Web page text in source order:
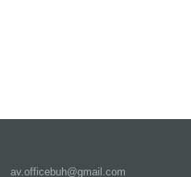
av.officebuh@gmail.com